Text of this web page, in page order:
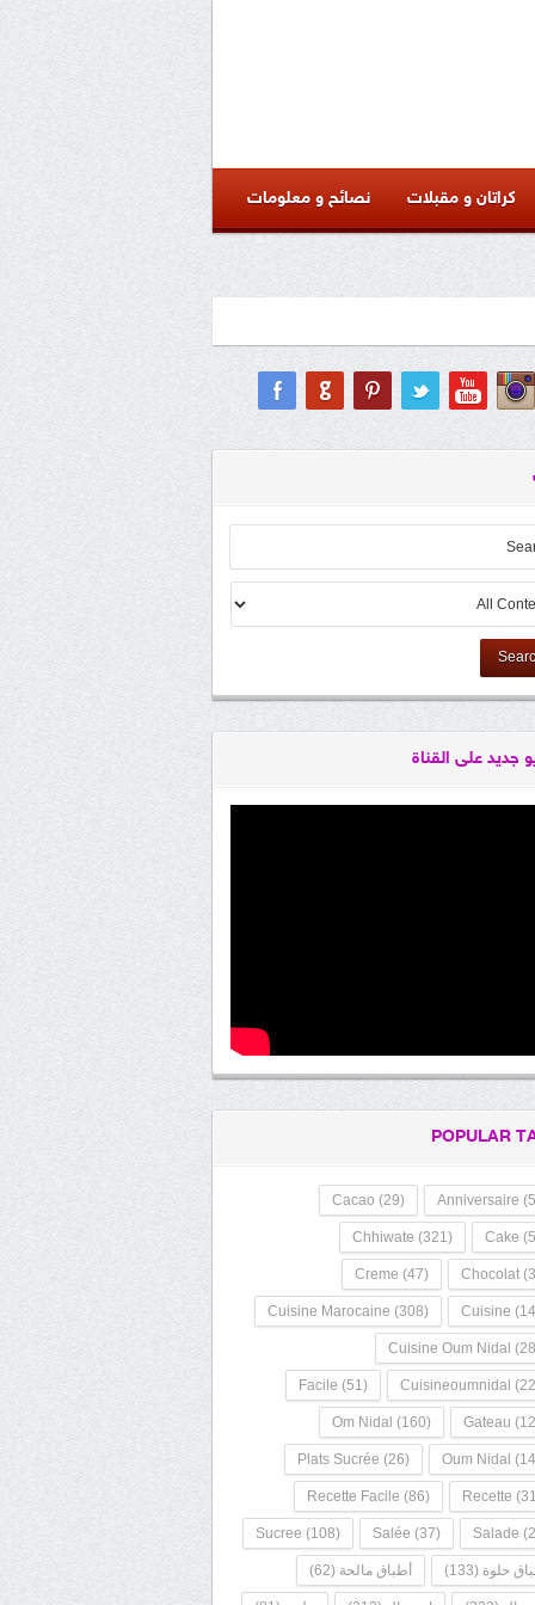
كراتان و مقبلات نصائح و معلومات
جديد على القناة
POPULAR
Anniversaire
Cacao (29)
Cake
Chhiwate (321)
Chocolat
Creme (47)
Cuisine
Cuisine Marocaine (308)
Cuisine Oum Nidal
Cuisineoumnidal
Facile (51)
Gateau
Om Nidal (160)
Oum Nidal
Plats Sucrée (26)
Recette
Recette Facile (86)
Salade
Salée (37)
Sucree (108)
حلوة (133) أطباق مالحة (62)